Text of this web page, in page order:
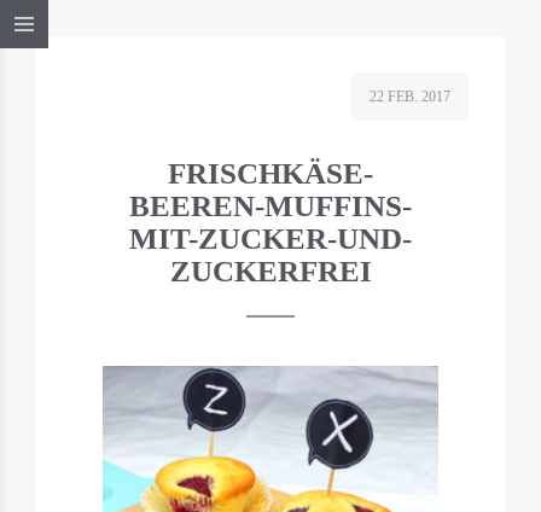
22 FEB. 2017
FRISCHKÄSE-
BEEREN-MUFFINS-
MIT-ZUCKER-UND-
ZUCKERFREI